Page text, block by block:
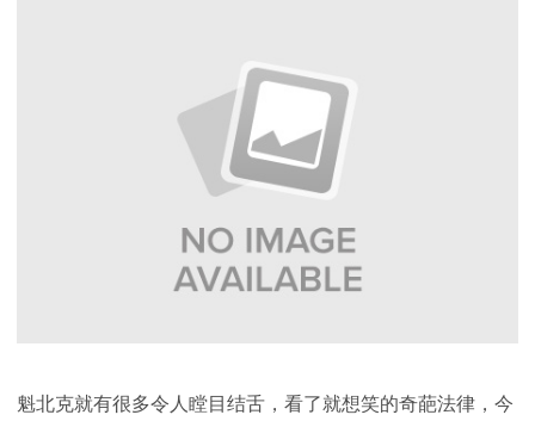
魁北克就有很多令人瞠目结舌，看了就想笑的奇葩法律，今